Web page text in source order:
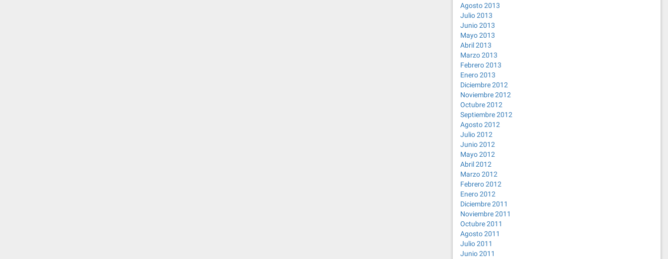
Agosto 2013
Julio 2013
Junio 2013
Mayo 2013
Abril 2013
Marzo 2013
Febrero 2013
Enero 2013
Diciembre 2012
Noviembre 2012
Octubre 2012
Septiembre 2012
Agosto 2012
Julio 2012
Junio 2012
Mayo 2012
Abril 2012
Marzo 2012
Febrero 2012
Enero 2012
Diciembre 2011
Noviembre 2011
Octubre 2011
Agosto 2011
Julio 2011
Junio 2011